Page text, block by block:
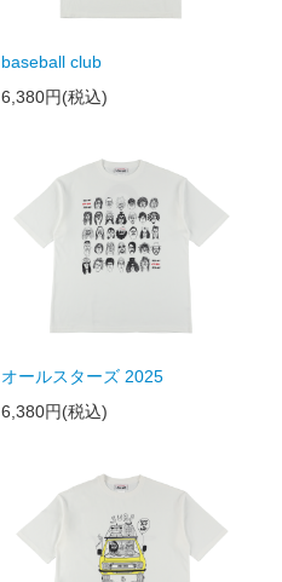
baseball club
6,380円(税込)
オールスターズ 2025
6,380円(税込)